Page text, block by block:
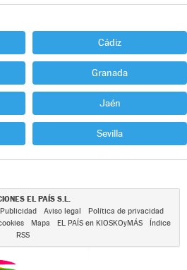
Cádiz
Granada
Jaén
Sevilla
EL PAÍS S.L.
Publicidad Aviso legal
Política de privacidad
Mapa EL PAÍS en KIOSKOyMÁS
Índice
RSS